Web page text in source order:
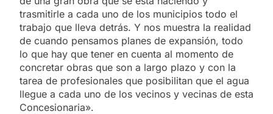
trasmitirle a cada uno de los municipios todo el
trabajo que lleva detrás. Y nos muestra la realidad
de cuando pensamos planes de expansión, todo
lo que hay que tener en cuenta al momento de
concretar obras que son a largo plazo y con la
tarea de profesionales que posibilitan que el agua
llegue a cada uno de los vecinos y vecinas de esta
Concesionaria».